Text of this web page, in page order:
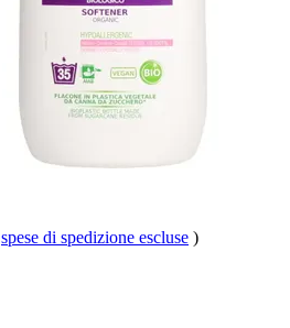
spese di spedizione escluse )